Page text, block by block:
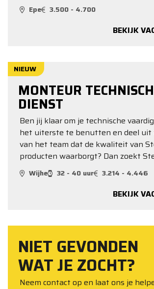
Epe 3.500 - 4.700
BEKIJK
NIEUW
MONTEUR
DIENST
Ben jij klaar om je technische
het uiterste te benutten en deel uit
van het team dat de kwaliteit van
producten waarborgt? Dan zoekt
Wijhe 32 - 40 uur 3.214 - 4.446
BEKIJK
NIET GEVONDEN
WAT JE ZOCHT?
Neem contact op en laat ons je